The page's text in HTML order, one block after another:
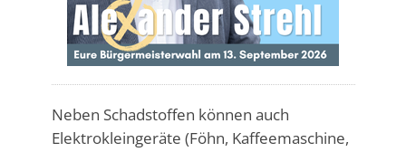
Neben Schadstoffen können auch
Elektrokleingeräte (Föhn, Kaffeemaschine,